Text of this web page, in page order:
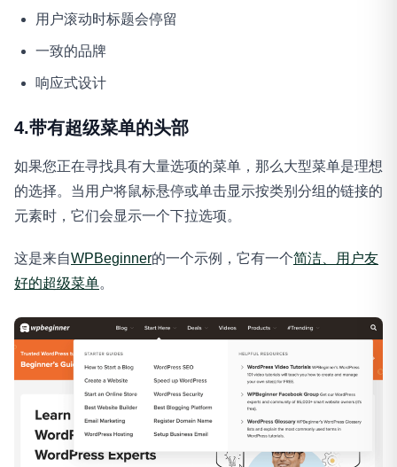
用户滚动时标题会停留
一致的品牌
响应式设计
4.带有超级菜单的头部
如果您正在寻找具有大量选项的菜单，那么大型菜单是理想
的选择。当用户将鼠标悬停或单击显示按类别分组的链接的
元素时，它们会显示一个下拉选项。
这是来自WPBeginner的一个示例，它有一个简洁、用户友
好的超级菜单。